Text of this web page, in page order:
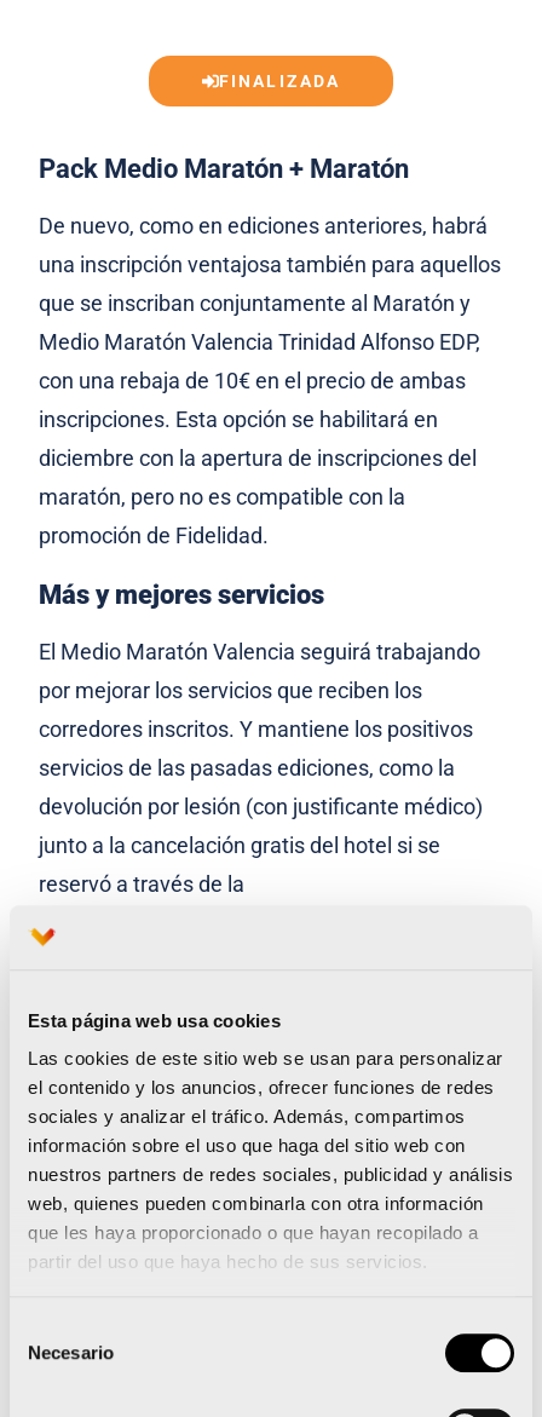
Esta página web usa cookies
Las cookies de este sitio web se usan para personalizar
el contenido y los anuncios, ofrecer funciones de redes
sociales y analizar el tráfico. Además, compartimos
información sobre el uso que haga del sitio web con
nuestros partners de redes sociales, publicidad y análisis
web, quienes pueden combinarla con otra información
que les haya proporcionado o que hayan recopilado a
partir del uso que haya hecho de sus servicios.
Necesario
FINALIZADA
Pack Medio Maratón + Maratón
De nuevo, como en ediciones anteriores, habrá
una inscripción ventajosa también para aquellos
que se inscriban conjuntamente al Maratón y
Medio Maratón Valencia Trinidad Alfonso EDP,
con una rebaja de 10€ en el precio de ambas
inscripciones. Esta opción se habilitará en
diciembre con la apertura de inscripciones del
maratón, pero no es compatible con la
promoción de Fidelidad.
Más y mejores servicios
El Medio Maratón Valencia seguirá trabajando
por mejorar los servicios que reciben los
corredores inscritos. Y mantiene los positivos
servicios de las pasadas ediciones, como la
devolución por lesión (con justificante médico)
junto a la cancelación gratis del hotel si se
reservó a través de la
plataforma
Un año más, los participantes de la carrera más
rápida del mundo, podrán elegir entre camiseta
Luanvi de manga corta o tirantes durante el
proceso de inscripción. Esta opción estará
disponible hasta el 30 de junio.
Arrancan los SuperHalfs
estreno